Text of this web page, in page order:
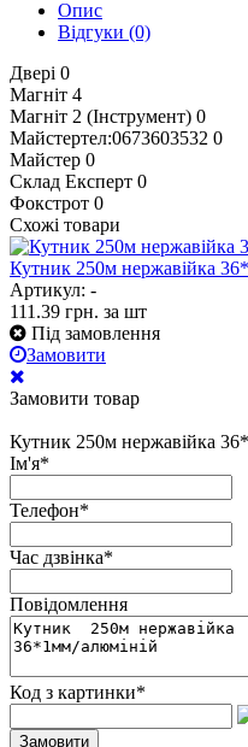
Опис
Відгуки (0)
Двері 0
Магніт 4
Магніт 2 (Інструмент) 0
Майстертел:0673603532 0
Майстер 0
Склад Експерт 0
Фокстрот 0
Схожі товари
Кутник 250м нержавійка
Артикул: -
111.39 грн. за шт
Під замовлення
Замовити
Замовити товар
Кутник 250м нержавійка
Ім'я*
Телефон*
Час дзвінка*
Повідомлення
Код з картинки*
Замовити